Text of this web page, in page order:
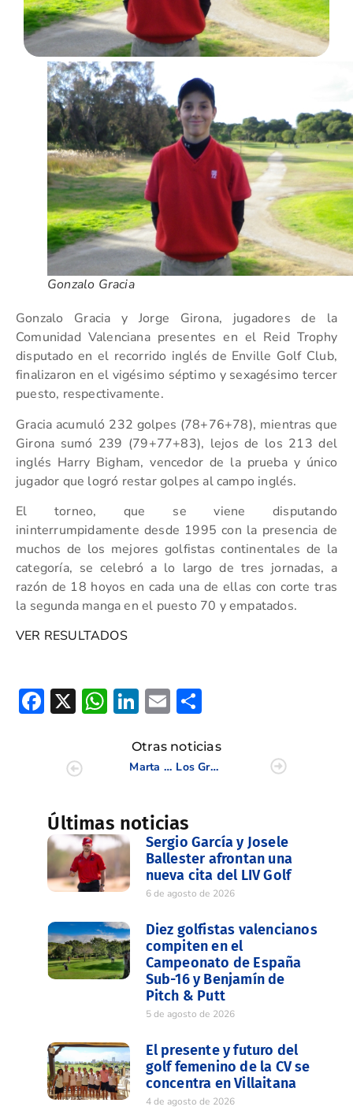
Gonzalo Gracia
Gonzalo Gracia y Jorge Girona, jugadores de la
Comunidad Valenciana presentes en el Reid Trophy
disputado en el recorrido inglés de Enville Golf Club,
finalizaron en el vigésimo séptimo y sexagésimo tercer
puesto, respectivamente.
Gracia acumuló 232 golpes (78+76+78), mientras que
Girona sumó 239 (79+77+83), lejos de los 213 del
inglés Harry Bigham, vencedor de la prueba y único
jugador que logró restar golpes al campo inglés.
El torneo, que se viene disputando
ininterrumpidamente desde 1995 con la presencia de
muchos de los mejores golfistas continentales de la
categoría, se celebró a lo largo de tres jornadas, a
razón de 18 hoyos en cada una de ellas con corte tras
la segunda manga en el puesto 70 y empatados.
VER RESULTADOS
Facebook
X WhatsApp
LinkedIn
Email
Otras noticias
Marta Pérez finaliza en la octava plaza del Annika Invitational Europe
Los Grupos De Trabajo se reúnen en La Marquesa Golf para afrontar los próximos Interautonómicos
Últimas noticias
Sergio García y Josele
Ballester afrontan una
nueva cita del LIV Golf
6 de agosto de 2026
Diez golfistas valencianos
compiten en el
Campeonato de España
Sub-16 y Benjamín de
Pitch & Putt
5 de agosto de 2026
El presente y futuro del
golf femenino de la CV se
concentra en Villaitana
4 de agosto de 2026